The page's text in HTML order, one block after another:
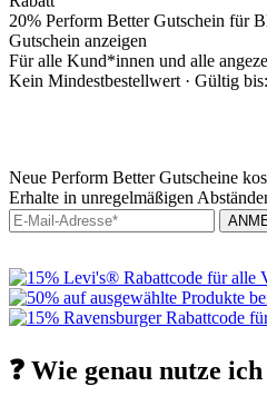
20% Perform Better Gutschein für
Gutschein anzeigen
Für alle Kund*innen und alle
Kein Mindestbestellwert · Gültig
Neue Perform Better Gutscheine
Erhalte in unregelmäßigen
❓ Wie genau nutze